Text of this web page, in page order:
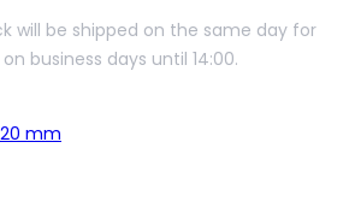
will be shipped on the same day for
business days until 14:00.